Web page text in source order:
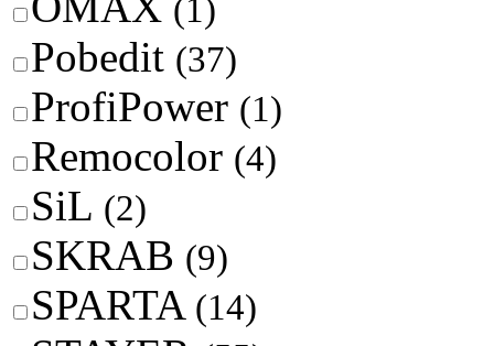
(1)
Pobedit (37)
ProfiPower (1)
Remocolor (4)
SiL (2)
SKRAB (9)
SPARTA (14)